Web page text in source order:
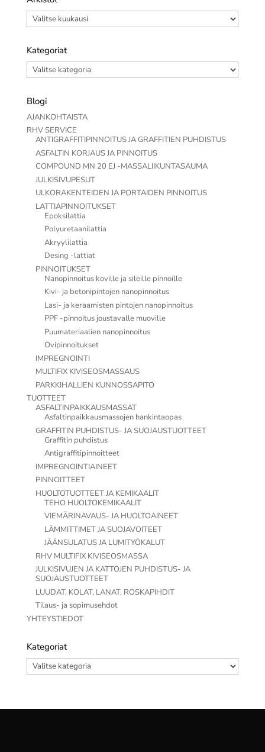
Arkistot
Kategoriat
Kategoriat
Blogi
AJANKOHTAISTA
RHV SERVICE
ANTIGRAFFITIPINNOITUS JA GRAFFITIEN PUHDISTUS
ASFALTIN KORJAUS JA PINNOITUS
COMPOUND MN 20 EJ -MASSALIIKUNTASAUMA
JULKISIVUPESUT
ULKORAKENTEIDEN JA PORTAIDEN PINNOITUS
LATTIAPINNOITUKSET
Epoksilattia
Polyuretaanilattia
Akryylilattia
Desing -lattiat
PINNOITUKSET
Nanopinnoitus koville ja sileille pinnoille
Kivi- ja betonipintojen nanopinnoitus
Lasi- ja keraamisten pintojen nanopinnoitus
PPF -pinnoitus joustavalle muoville
Puumateriaalien nanopinnoitus
Ovipinnoitukset
IMPREGNOINTI
MULTIFIX KIVISEOSMASSAUS
PARKKIHALLIEN KUNNOSSAPITO
TUOTTEET
ASFALTINPAIKKAUSMASSAT
Asfaltinpaikkausmassojen hankintaopas
GRAFFITIN PUHDISTUS- JA SUOJAUSTUOTTEET
Graffitin puhdistus
Antigraffitipinnoitteet
IMPREGNOINTIAINEET
PINNOITTEET
HUOLTOTUOTTEET JA KEMIKAALIT
TEHO HUOLTOKEMIKAALIT
VIEMÄRINAVAUS- JA HUOLTOAINEET
LÄMMITTIMET JA SUOJAVOITEET
JÄÄNSULATUS JA LUMITYÖKALUT
RHV MULTIFIX KIVISEOSMASSA
JULKISIVUJEN JA KATTOJEN PUHDISTUS- JA
SUOJAUSTUOTTEET
LUUDAT, KOLAT, LANAT, ROSKAPIHDIT
Tilaus- ja sopimusehdot
YHTEYSTIEDOT
Kategoriat
Kategoriat